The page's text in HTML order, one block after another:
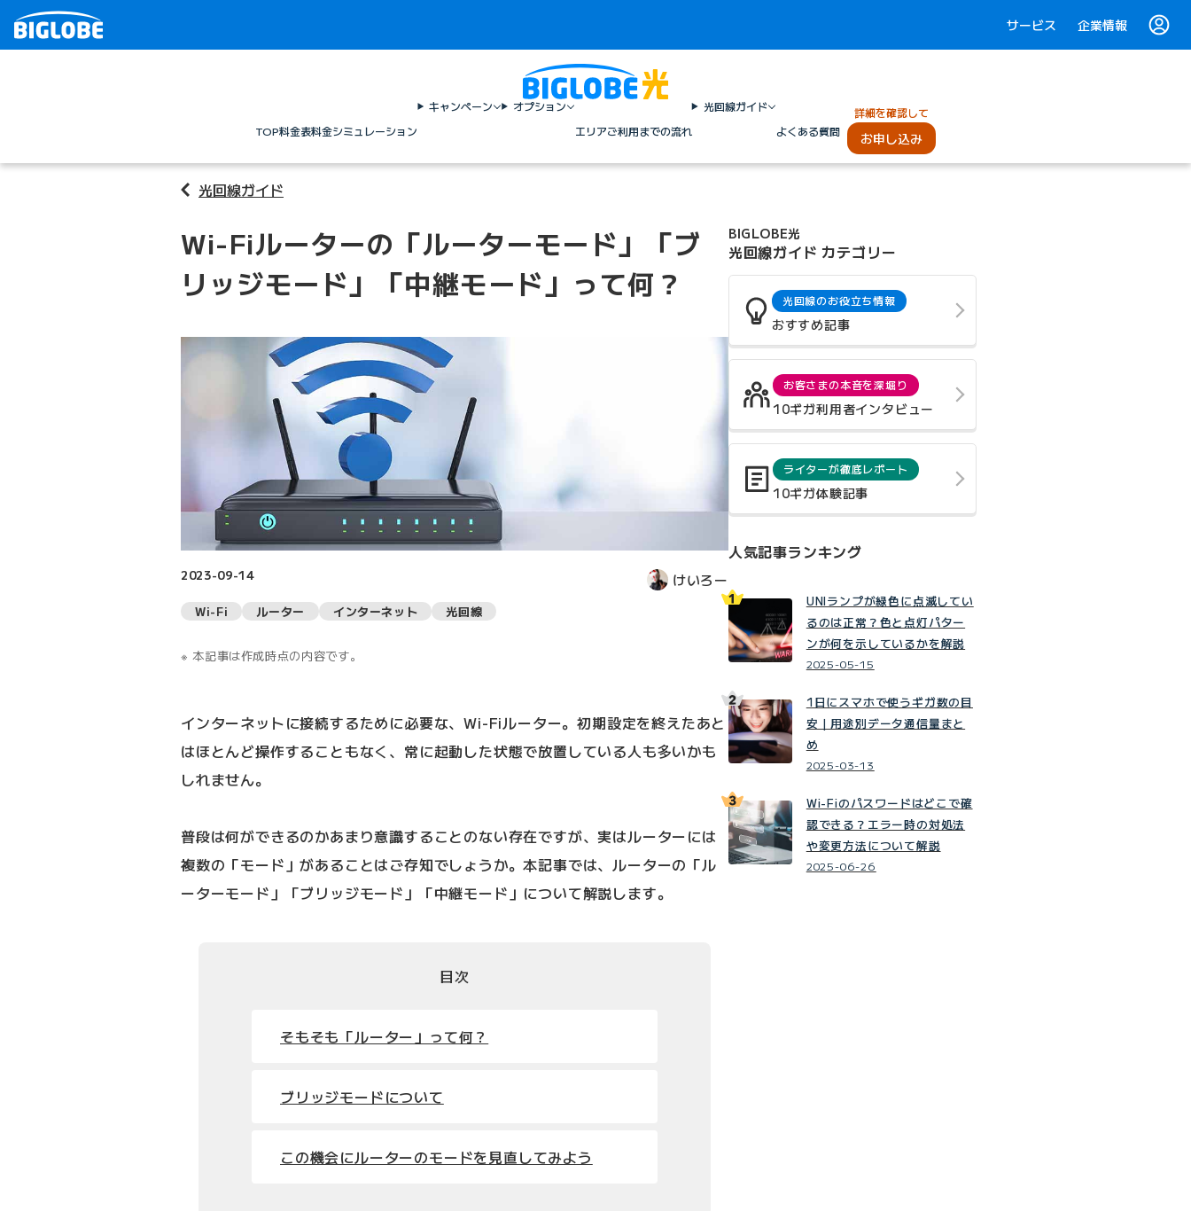
サービス 企業情報
TOP料金表料金シミュレーション
キャンペーン
オプション
エリアご利用までの流れ
光回線ガイド
よくある質問
詳細を確認して
お申し込み
光回線ガイド
Wi-Fiルーターの「ルーターモード」「ブ
リッジモード」「中継モード」って何？
2023-09-14 けいろー
Wi-Fi ルーター インターネット 光回線
本記事は作成時点の内容です。
インターネットに接続するために必要な、Wi-Fiルーター。初期設定を終えたあと
はほとんど操作することもなく、常に起動した状態で放置している人も多いかも
しれません。
普段は何ができるのかあまり意識することのない存在ですが、実はルーターには
複数の「モード」があることはご存知でしょうか。本記事では、ルーターの「ル
ーターモード」「ブリッジモード」「中継モード」について解説します。
目次
そもそも「ルーター」って何？
ブリッジモードについて
この機会にルーターのモードを見直してみよう
BIGLOBE光
光回線ガイド カテゴリー
光回線のお役立ち情報
おすすめ記事
お客さまの本音を深堀り
10ギガ利用者インタビュー
ライターが徹底レポート
10ギガ体験記事
人気記事ランキング
UNIランプが緑色に点滅してい
るのは正常？色と点灯パター
ンが何を示しているかを解説
2025-05-15
1日にスマホで使うギガ数の目
安｜用途別データ通信量まと
め
2025-03-13
Wi-Fiのパスワードはどこで確
認できる？エラー時の対処法
や変更方法について解説
2025-06-26